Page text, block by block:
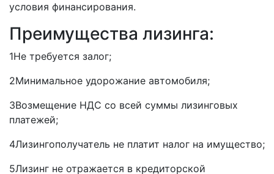
условия финансирования.
Преимущества лизинга:
1Не требуется залог;
2Минимальное удорожание автомобиля;
3Возмещение НДС со всей суммы лизинговых
платежей;
4Лизингополучатель не платит налог на имущество;
5Лизинг не отражается в кредиторской